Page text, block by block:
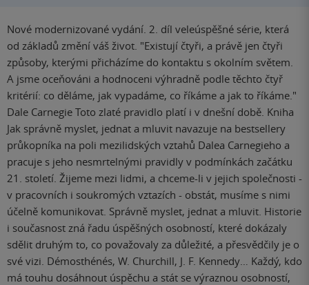
Nové modernizované vydání. 2. díl veleúspěšné série, která
od základů změní váš život. "Existují čtyři, a právě jen čtyři
způsoby, kterými přicházíme do kontaktu s okolním světem.
A jsme oceňováni a hodnoceni výhradně podle těchto čtyř
kritérií: co děláme, jak vypadáme, co říkáme a jak to říkáme."
Dale Carnegie Toto zlaté pravidlo platí i v dnešní době. Kniha
Jak správně myslet, jednat a mluvit navazuje na bestsellery
průkopníka na poli mezilidských vztahů Dalea Carnegieho a
pracuje s jeho nesmrtelnými pravidly v podmínkách začátku
21. století. Žijeme mezi lidmi, a chceme-li v jejich společnosti -
v pracovních i soukromých vztazích - obstát, musíme s nimi
účelně komunikovat. Správně myslet, jednat a mluvit. Historie
i současnost zná řadu úspěšných osobností, které dokázaly
sdělit druhým to, co považovaly za důležité, a přesvědčily je o
své vizi. Démosthénés, W. Churchill, J. F. Kennedy… Každý, kdo
má touhu dosáhnout úspěchu a stát se výraznou osobností,